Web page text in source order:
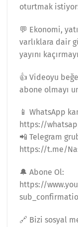
oturtmak
💬 Ekonomi,
varlıklara dair
yayını
👍 Videoyu
abone olmayı
📱 WhatsApp
https://
📲 Telegram
https://t.me/
🔔 Abone Ol:
https://
🔗 Bizi sosyal